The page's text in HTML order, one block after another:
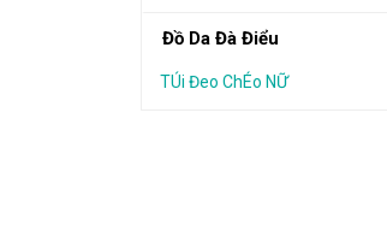
Đồ Da Đà Điểu
TÚi Đeo ChÉo NỮ